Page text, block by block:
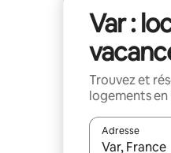
Var :
Trouvez et
logements
Adresse
Lorsque les